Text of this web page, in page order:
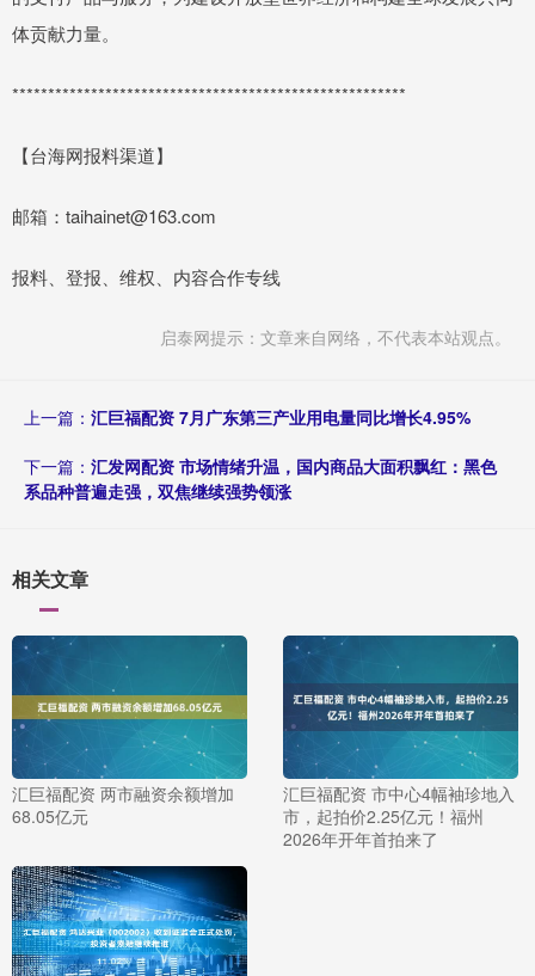
体贡献力量。
*******************************************************
【台海网报料渠道】
邮箱：taihainet@163.com
报料、登报、维权、内容合作专线
启泰网提示：文章来自网络，不代表本站观点。
上一篇： 汇巨福配资 7月广东第三产业用电量同比增长4.95%
下一篇： 汇发网配资 市场情绪升温，国内商品大面积飘红：黑色
系品种普遍走强，双焦继续强势领涨
相关文章
汇巨福配资 两市融资余额增加
68.05亿元
汇巨福配资 市中心4幅袖珍地入
市，起拍价2.25亿元！福州
2026年开年首拍来了